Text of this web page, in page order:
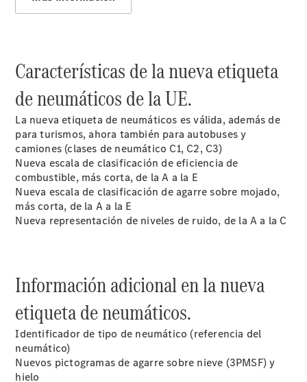
taller
Mercedes
Recambios,
Accesorios
& Boutique
Llamadas a
taller
Asistencia
en carretera
Acerca de
Características de la nueva etiqueta
de neumáticos de la UE.
La nueva etiqueta de neumáticos es válida, además de
para turismos, ahora también para autobuses y
camiones (clases de neumático C1, C2, C3)
Nueva escala de clasificación de eficiencia de
combustible, más corta, de la A a la E
Nueva escala de clasificación de agarre sobre mojado,
más corta, de la A a la E
Nueva representación de niveles de ruido, de la A a la C
Información adicional en la nueva
etiqueta de neumáticos.
Identificador de tipo de neumático (referencia del
neumático)
Nuevos pictogramas de agarre sobre nieve (3PMSF) y
hielo